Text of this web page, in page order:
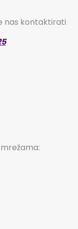
nas kontaktirati